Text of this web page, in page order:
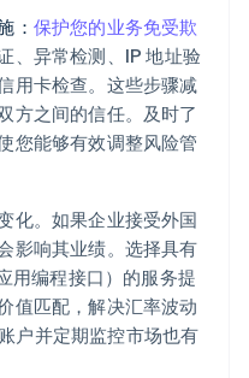
： 保护您的业务免受欺
、异常检测、IP 地址验
用卡检查。这些步骤减
方之间的信任。及时了
您能够有效调整风险管
化。如果企业接受外国
影响其业绩。选择具有
用编程接口）的服务提
值匹配，解决汇率波动
户并定期监控市场也有